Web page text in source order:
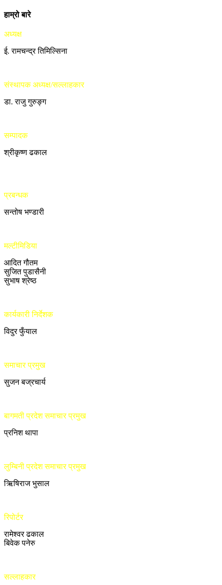
हाम्रो बारे
अध्यक्ष
ई. रामचन्द्र तिमिल्सिना
संस्थापक अध्यक्ष/सल्लाहकार
डा. राजु गुरुङ्ग
सम्पादक
श्रीकृष्ण ढकाल
प्रबन्धक
सन्तोष भण्डारी
मल्टीमिडिया
आदित गौतम
सुजित पुडासैनी
सुभाष श्रेष्ठ
कार्यकारी निर्देशक
विदुर फुँयाल
समाचार प्रमुख
सुजन बज्रचार्य
बागमती प्रदेश समाचार प्रमुख
प्रनिश थापा
लुम्बिनी प्रदेश समाचार प्रमुख
ऋिषिराज भुसाल
रिपोर्टर
रामेश्वर ढकाल
बिवेक पनेरु
सल्लाहकार